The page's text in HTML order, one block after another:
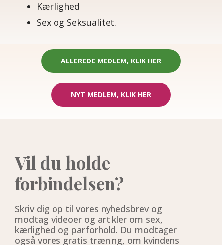
Kærlighed
Sex og Seksualitet.
ALLEREDE MEDLEM, KLIK HER
NYT MEDLEM, KLIK HER
Vil du holde
forbindelsen?
Skriv dig op til vores nyhedsbrev og
modtag videoer og artikler om sex,
kærlighed og parforhold. Du modtager
også vores gratis træning, om kvindens